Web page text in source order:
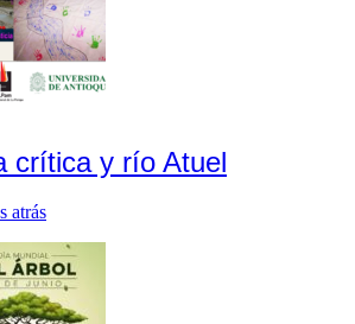
crítica y río Atuel
atrás